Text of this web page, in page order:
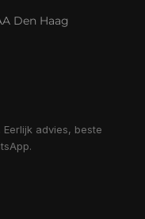
Den Haag
advies, beste